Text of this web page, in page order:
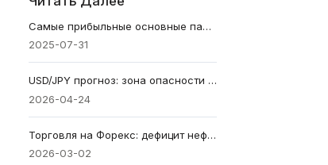
Самые прибыльные основные пары Форекс в 2025 году: полный рейтинг
2025-07-31
USD/JPY прогноз: зона опасности интервенции BOJ на уровне 160
2026-04-24
Торговля на Форекс: дефицит нефти — азиатские валюты под давлением
2026-03-02